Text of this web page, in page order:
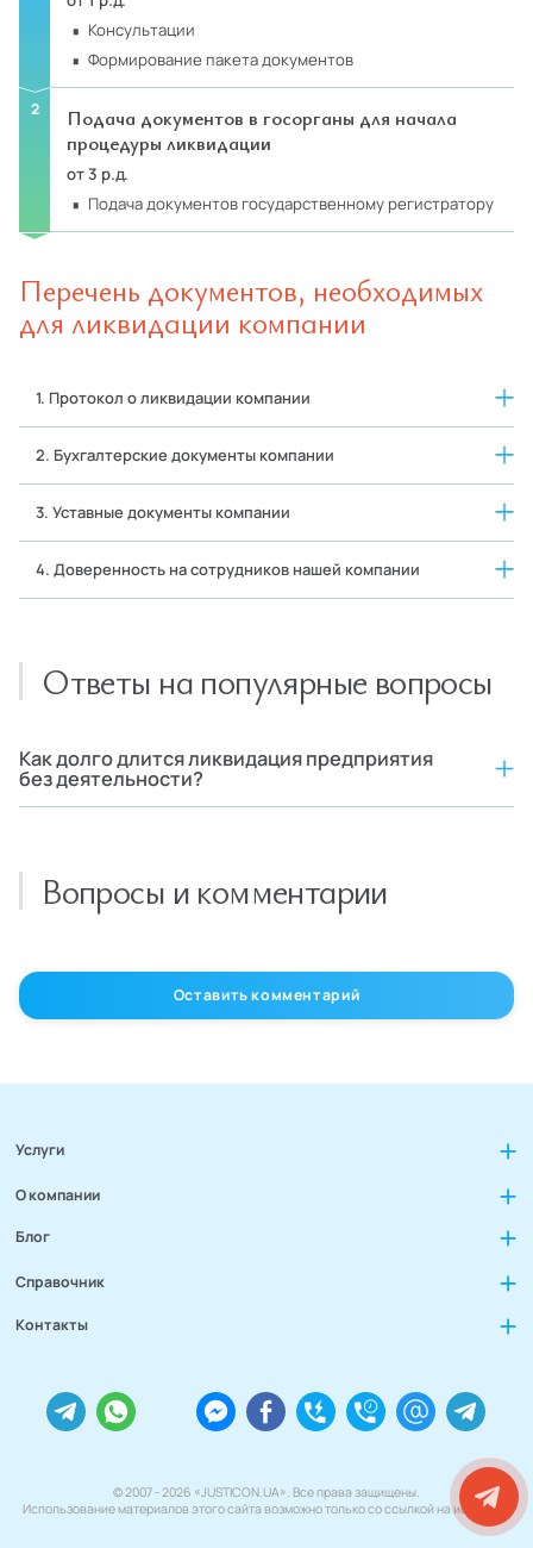
консультации
формирование пакета документов
Подача документов в госорганы для начала
процедуры ликвидации
от 3 р.д.
подача документов государственному регистратору
Перечень документов, необходимых
для ликвидации компании
1. Протокол о ликвидации компании
2. Бухгалтерские документы компании
3. Уставные документы компании
4. Доверенность на сотрудников нашей компании
Ответы на популярные вопросы
Как долго длится ликвидация предприятия
без деятельности?
Вопросы и комментарии
Оставить комментарий
Услуги
О компании
Блог
Справочник
Контакты
© 2007 - 2026 «JUSTICON.UA». Все права защищены.
Использование материалов этого сайта возможно только со ссылкой на источник.